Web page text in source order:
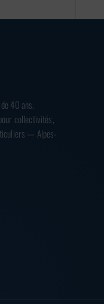
40 ans.
collectivités,
— Alpes-